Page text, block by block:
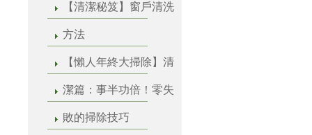
【清潔秘笈】窗戶清洗
方法
【懶人年終大掃除】清
潔篇：事半功倍！零失
敗的掃除技巧